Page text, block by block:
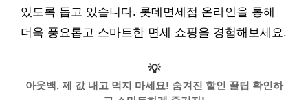
있도록 돕고 있습니다. 롯데면세점 온라인을 통해
더욱 풍요롭고 스마트한 면세 쇼핑을 경험해보세요.
💡
아웃백, 제 값 내고 먹지 마세요! 숨겨진 할인 꿀팁 확인하